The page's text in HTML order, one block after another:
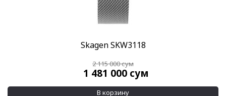
Skagen SKW3118
2 115 000сум
1 481 000 сум
В корзину